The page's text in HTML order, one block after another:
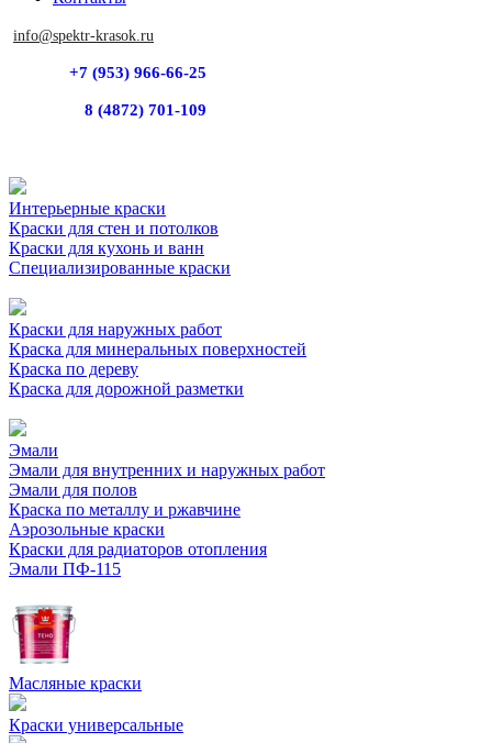
info@spektr-krasok.ru
+7 (953) 966-66-25
8 (4872) 701-109
Интерьерные краски
Краски для стен и потолков
Краски для кухонь и ванн
Специализированные краски
Краски для наружных работ
Краска для минеральных поверхностей
Краска по дереву
Краска для дорожной разметки
Эмали
Эмали для внутренних и наружных работ
Эмали для полов
Краска по металлу и ржавчине
Аэрозольные краски
Краски для радиаторов отопления
Эмали ПФ-115
Масляные краски
Краски универсальные